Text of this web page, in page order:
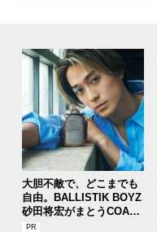
大胆不敵で、どこまでも
自由。BALLISTIK BOYZ
砂田将宏がまとうCOACH
の新作フレグランス「コ